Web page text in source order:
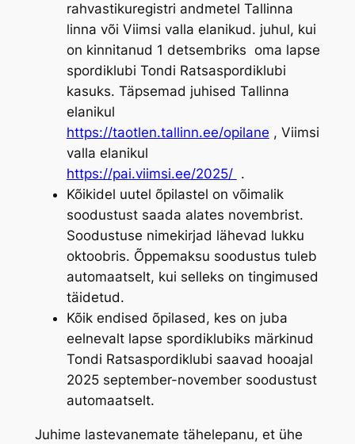
rahvastikuregistri andmetel Tallinna
linna või Viimsi valla elanikud. juhul, kui
on kinnitanud 1 detsembriks oma lapse
spordiklubi Tondi Ratsaspordiklubi
kasuks. Täpsemad juhised Tallinna
elanikul
https://taotlen.tallinn.ee/opilane , Viimsi
valla elanikul
https://pai.viimsi.ee/2025/ .
Kõikidel uutel õpilastel on võimalik
soodustust saada alates novembrist.
Soodustuse nimekirjad lähevad lukku
oktoobris. Õppemaksu soodustus tuleb
automaatselt, kui selleks on tingimused
täidetud.
Kõik endised õpilased, kes on juba
eelnevalt lapse spordiklubiks märkinud
Tondi Ratsaspordiklubi saavad hooajal
2025 september-november soodustust
automaatselt.
Juhime lastevanemate tähelepanu, et ühe